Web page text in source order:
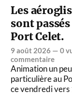
Les
sont
Port Celet.
9 août 2026 — 0
commentaire
Animation un peu
particulière au
ce vendredi vers